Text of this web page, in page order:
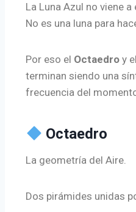
La Luna Azul no viene
No es una luna para
Por eso el Octaedro y el
terminan siendo una
frecuencia del
Octaedro
La geometría del Aire.
Dos pirámides unidas